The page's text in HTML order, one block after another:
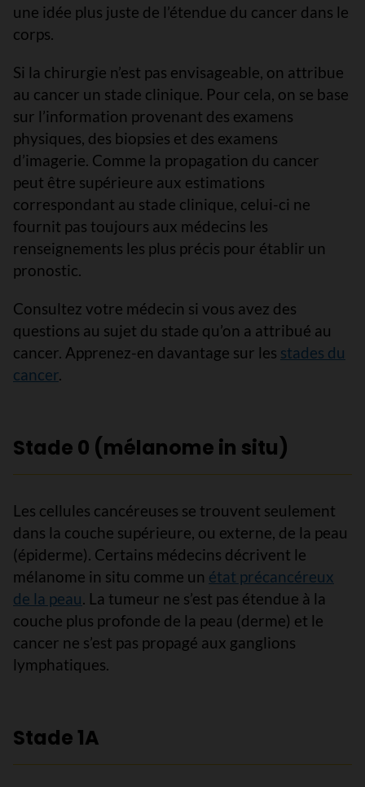
une idée plus juste de l’étendue du cancer dans le
corps.
Si la chirurgie n’est pas envisageable, on attribue
au cancer un stade clinique. Pour cela, on se base
sur l’information provenant des examens
physiques, des biopsies et des examens
d’imagerie. Comme la propagation du cancer
peut être supérieure aux estimations
correspondant au stade clinique, celui-ci ne
fournit pas toujours aux médecins les
renseignements les plus précis pour établir un
pronostic.
Consultez votre médecin si vous avez des
questions au sujet du stade qu’on a attribué au
cancer. Apprenez-en davantage sur les stades du
cancer.
Stade 0 (mélanome in situ)
Les cellules cancéreuses se trouvent seulement
dans la couche supérieure, ou externe, de la peau
(épiderme). Certains médecins décrivent le
mélanome in situ comme un état précancéreux
de la peau. La tumeur ne s’est pas étendue à la
couche plus profonde de la peau (derme) et le
cancer ne s’est pas propagé aux ganglions
lymphatiques.
Stade 1A